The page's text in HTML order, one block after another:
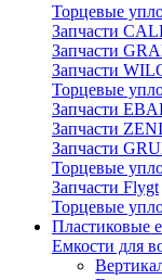
Торцевые
Запчасти
Запчасти
Запчасти
Торцевые
Запчасти
Запчасти
Запчасти
Торцевые
Запчасти Flygt
Торцевые
Пластиковые
Емкости для